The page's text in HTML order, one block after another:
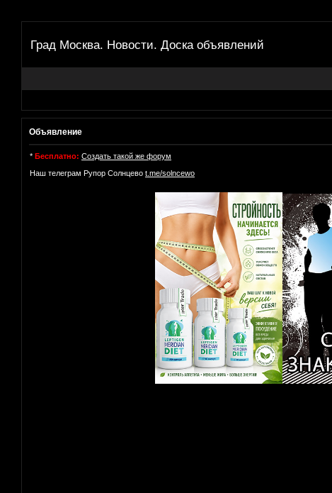
Град Москва. Новости. Доска объявлений
Объявление
* Бесплатно: Создать такой же форум
Наш телеграм Рупор Солнцево t.me/solncewo